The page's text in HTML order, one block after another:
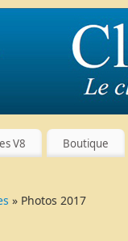
V8 Boutique
» Photos 2017